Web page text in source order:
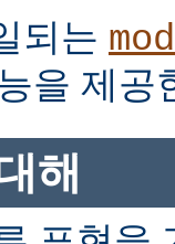
되는
을 제공
해